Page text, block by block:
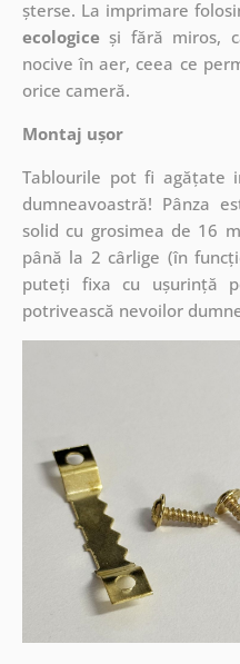
șterse. La imprimare
ecologiceși fără miros,
nocive în aer, ceea ce
orice cameră.
Montaj ușor
Tablourile pot fi agățate
dumneavoastră! Pânza
solid cu grosimea de 16
până la 2 cârlige (în
puteți fixa cu ușurință
potrivească nevoilor